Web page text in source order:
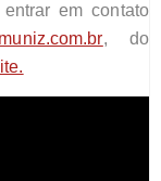
em contato
, do